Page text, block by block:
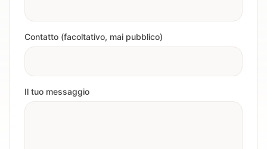
Contatto (facoltativo, mai pubblico)
Il tuo messaggio